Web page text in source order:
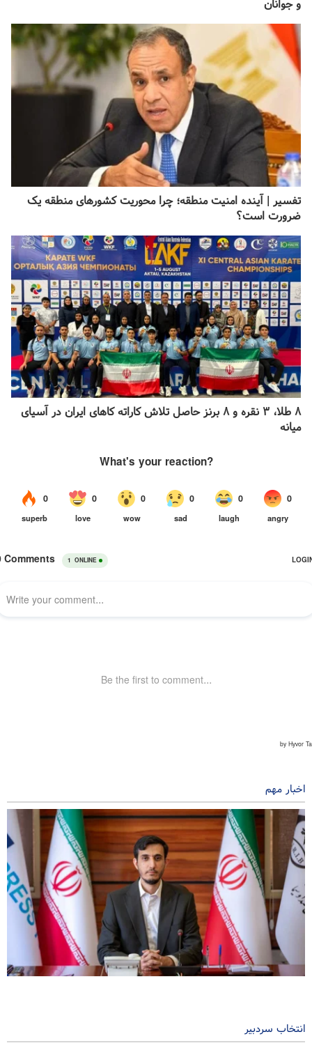
و جوانان
تفسیر | آینده امنیت منطقه؛ چرا محوریت کشورهای منطقه یک
ضرورت است؟
۸ طلا، ۳ نقره و ۸ برنز حاصل تلاش کاراته کا‌های ایران در آسیای
میانه
اخبار مهم
فارن افرز: آمریکا باید غرب آسیا را ترک کند
انتخاب سردبیر